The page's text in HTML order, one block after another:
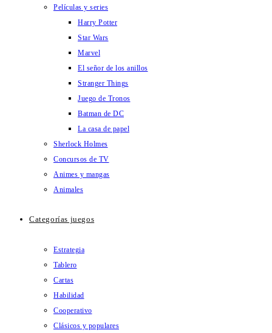
Películas y series
Harry Potter
Star Wars
Marvel
El señor de los anillos
Stranger Things
Juego de Tronos
Batman de DC
La casa de papel
Sherlock Holmes
Concursos de TV
Animes y mangas
Animales
Categorías juegos
Estrategia
Tablero
Cartas
Habilidad
Cooperativo
Clásicos y populares